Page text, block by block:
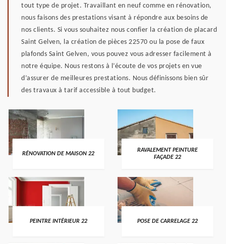
tout type de projet. Travaillant en neuf comme en rénovation,
nous faisons des prestations visant à répondre aux besoins de
nos clients. Si vous souhaitez nous confier la création de placard
Saint Gelven, la création de pièces 22570 ou la pose de faux
plafonds Saint Gelven, vous pouvez vous adresser facilement à
notre équipe. Nous restons à l’écoute de vos projets en vue
d’assurer de meilleures prestations. Nous définissons bien sûr
des travaux à tarif accessible à tout budget.
RÉNOVATION DE MAISON 22
RAVALEMENT PEINTURE
FAÇADE 22
PEINTRE INTÉRIEUR 22 POSE DE CARRELAGE 22